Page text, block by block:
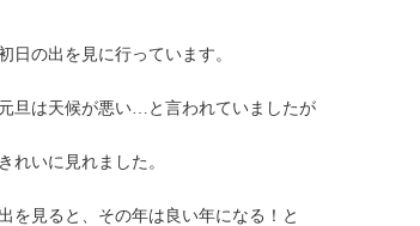
日の出を見に行っています。
旦は天候が悪い…と言われていましたが
れいに見れました。
を見ると、その年は良い年になる！と